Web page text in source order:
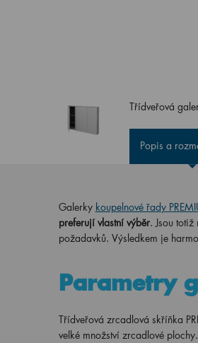
Třídveřová
Popis a
Galerky koupelnové řady
preferují vlastní výběr. Jsou totiž
požadavků. Výsledkem je
Parametry
Třídveřová zrcadlová skříňka
velké množství zrcadlové